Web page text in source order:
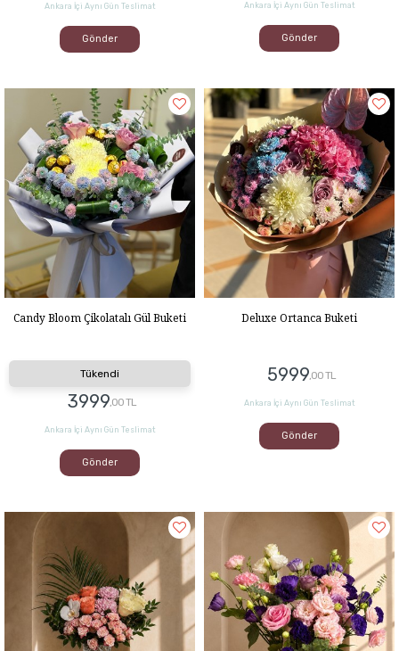
Ankara İçi Aynı Gün Teslimat
Gönder
Ankara İçi Aynı Gün Teslimat
Gönder
Candy Bloom Çikolatalı Gül Buketi
Tükendi
3999,00 TL
Ankara İçi Aynı Gün Teslimat
Gönder
Deluxe Ortanca Buketi
5999,00 TL
Ankara İçi Aynı Gün Teslimat
Gönder